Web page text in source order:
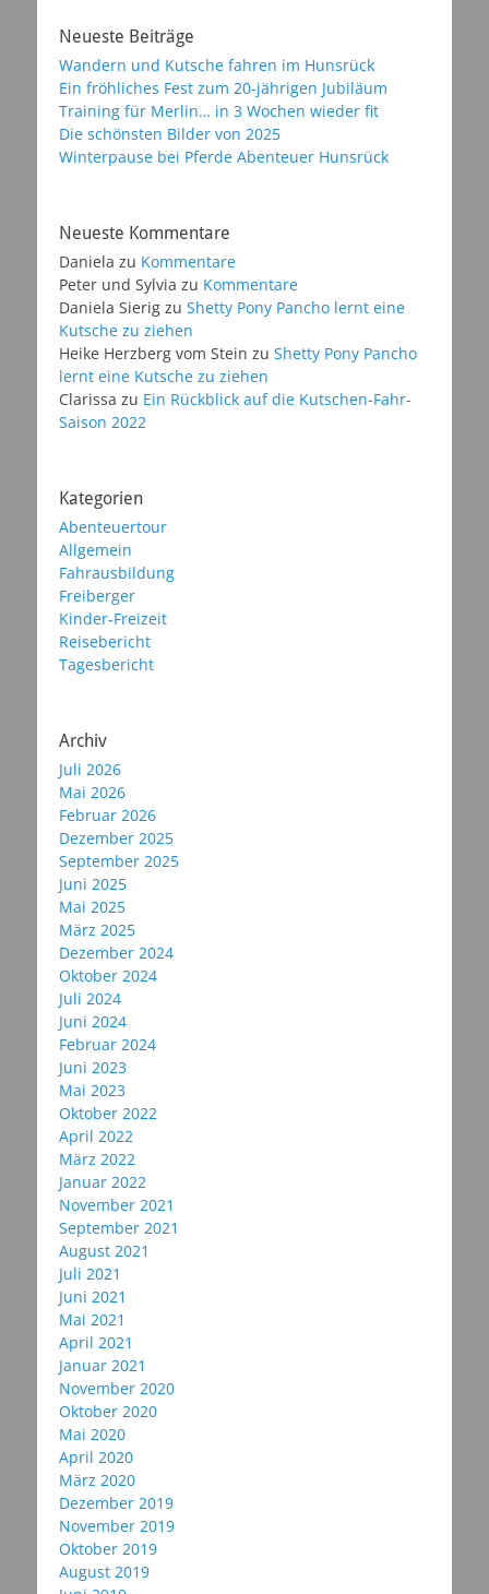
Neueste Beiträge
Wandern und Kutsche fahren im Hunsrück
Ein fröhliches Fest zum 20-jährigen Jubiläum
Training für Merlin… in 3 Wochen wieder fit
Die schönsten Bilder von 2025
Winterpause bei Pferde Abenteuer Hunsrück
Neueste Kommentare
Daniela zu Kommentare
Peter und Sylvia zu Kommentare
Daniela Sierig zu Shetty Pony Pancho lernt eine
Kutsche zu ziehen
Heike Herzberg vom Stein zu Shetty Pony Pancho
lernt eine Kutsche zu ziehen
Clarissa zu Ein Rückblick auf die Kutschen-Fahr-
Saison 2022
Kategorien
Abenteuertour
Allgemein
Fahrausbildung
Freiberger
Kinder-Freizeit
Reisebericht
Tagesbericht
Archiv
Juli 2026
Mai 2026
Februar 2026
Dezember 2025
September 2025
Juni 2025
Mai 2025
März 2025
Dezember 2024
Oktober 2024
Juli 2024
Juni 2024
Februar 2024
Juni 2023
Mai 2023
Oktober 2022
April 2022
März 2022
Januar 2022
November 2021
September 2021
August 2021
Juli 2021
Juni 2021
Mai 2021
April 2021
Januar 2021
November 2020
Oktober 2020
Mai 2020
April 2020
März 2020
Dezember 2019
November 2019
Oktober 2019
August 2019